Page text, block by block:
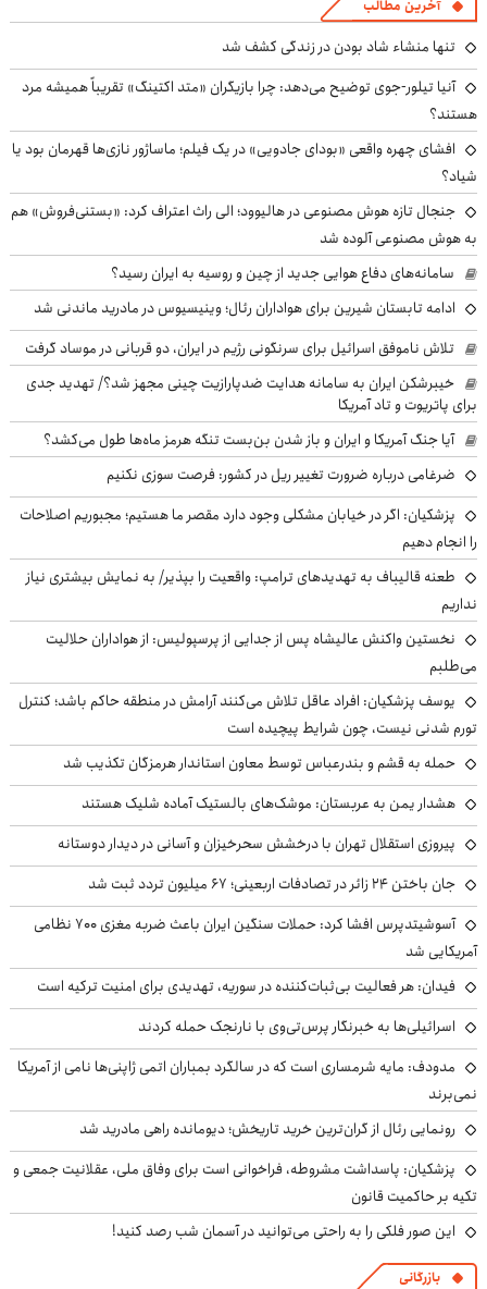
آخرین مطالب
تنها منشاء شاد بودن در زندگی کشف شد
آنیا تیلور-جوی توضیح می‌دهد: چرا بازیگران «متد اکتینگ» تقریباً همیشه مرد
هستند؟
افشای چهره واقعی «بودای جادویی» در یک فیلم؛ ماساژور نازی‌ها قهرمان بود یا
شیاد؟
جنجال تازه هوش مصنوعی در هالیوود؛ الی راث اعتراف کرد: «بستنی‌فروش» هم
به هوش مصنوعی آلوده شد
سامانه‌های دفاع هوایی جدید از چین و روسیه به ایران رسید؟
ادامه تابستان شیرین برای هواداران رئال؛ وینیسیوس در مادرید ماندنی شد
تلاش ناموفق اسرائیل برای سرنگونی رژیم در ایران، دو قربانی در موساد گرفت
خیبرشکن ایران به سامانه هدایت ضدپارازیت چینی مجهز شد؟/ تهدید جدی
برای پاتریوت و تاد آمریکا
آیا جنگ آمریکا و ایران و باز شدن بن‌بست تنگه هرمز ماه‌ها طول می‌کشد؟
ضرغامی درباره ضرورت تغییر ریل در کشور: فرصت سوزی نکنیم
پزشکیان: اگر در خیابان مشکلی وجود دارد مقصر ما هستیم؛ مجبوریم اصلاحات
را انجام دهیم
طعنه قالیباف به تهدیدهای ترامپ: واقعیت را بپذیر/ به نمایش بیشتری نیاز
نداریم
نخستین واکنش عالیشاه پس از جدایی از پرسپولیس: از هواداران حلالیت
می‌طلبم
یوسف پزشکیان: افراد عاقل تلاش می‌کنند آرامش در منطقه حاکم باشد؛ کنترل
تورم شدنی نیست، چون شرایط پیچیده است
حمله به قشم و بندرعباس توسط معاون استاندار هرمزگان تکذیب شد
هشدار یمن به عربستان: موشک‌های بالستیک آماده شلیک هستند
پیروزی استقلال تهران با درخشش سحرخیزان و آسانی در دیدار دوستانه
جان باختن ۲۴ زائر در تصادفات اربعینی؛ ۶۷ میلیون تردد ثبت شد
آسوشیتدپرس افشا کرد: حملات سنگین ایران باعث ضربه مغزی ۷۰۰ نظامی
آمریکایی شد
فیدان: هر فعالیت بی‌ثبات‌کننده در سوریه، تهدیدی برای امنیت ترکیه است
اسرائیلی‌ها به خبرنگار پرس‌تی‌وی با نارنجک حمله کردند
مدودف: مایه شرمساری است که در سالگرد بمباران اتمی ژاپنی‌ها نامی از آمریکا
نمی‌برند
رونمایی رئال از گران‌ترین خرید تاریخش؛ دیومانده راهی مادرید شد
پزشکیان: پاسداشت مشروطه، فراخوانی است برای وفاق ملی، عقلانیت جمعی و
تکیه بر حاکمیت قانون
این صور فلکی را به راحتی می‌توانید در آسمان شب رصد کنید!
بازرگانی